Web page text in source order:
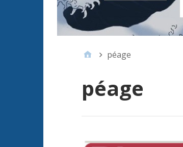
péage
péage